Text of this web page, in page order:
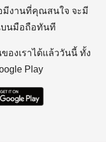
มีงานที่คุณสนใจ จะมี
บนมือถือทันที
องเราได้แล้ววันนี้ ทั้ง
Play